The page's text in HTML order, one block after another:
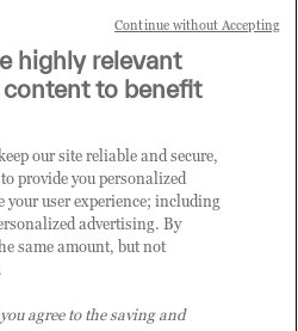
|tdsynnex.com
highly relevant
to benefit
our site reliable and secure,
provide you personalized
user experience; including
advertising. By
same amount, but not
agree to the saving and
Continue without Accepting